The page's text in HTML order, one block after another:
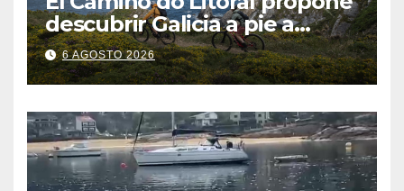
descubrir Galicia a pie a
través de más de 1.300
kilómetros
6 AGOSTO 2026